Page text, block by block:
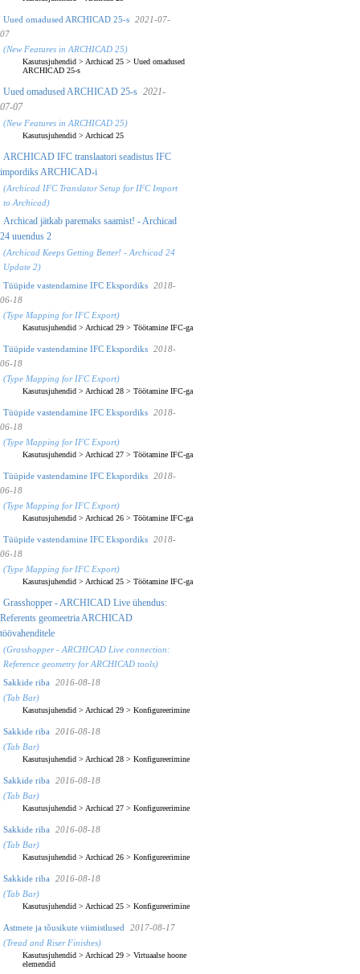
Uued omadused ARCHICAD 25-s
2021-07-
07
(New Features in ARCHICAD 25)
Kasutusjuhendid > Archicad 25 > Uued omadused
ARCHICAD 25-s
Uued omadused ARCHICAD 25-s 2021-
07-07
(New Features in ARCHICAD 25)
Kasutusjuhendid > Archicad 25
ARCHICAD IFC translaatori seadistus IFC
impordiks ARCHICAD-i
(Archicad IFC Translator Setup for IFC Import
to Archicad)
Archicad jätkab paremaks saamist! - Archicad
24 uuendus 2
(Archicad Keeps Getting Better! - Archicad 24
Update 2)
Tüüpide vastendamine IFC Ekspordiks
2018-
06-18
(Type Mapping for IFC Export)
Kasutusjuhendid > Archicad 29 > Töötamine IFC-ga
Tüüpide vastendamine IFC Ekspordiks
2018-
06-18
(Type Mapping for IFC Export)
Kasutusjuhendid > Archicad 28 > Töötamine IFC-ga
Tüüpide vastendamine IFC Ekspordiks
2018-
06-18
(Type Mapping for IFC Export)
Kasutusjuhendid > Archicad 27 > Töötamine IFC-ga
Tüüpide vastendamine IFC Ekspordiks
2018-
06-18
(Type Mapping for IFC Export)
Kasutusjuhendid > Archicad 26 > Töötamine IFC-ga
Tüüpide vastendamine IFC Ekspordiks
2018-
06-18
(Type Mapping for IFC Export)
Kasutusjuhendid > Archicad 25 > Töötamine IFC-ga
Grasshopper - ARCHICAD Live ühendus:
Referents geomeetria ARCHICAD
töövahenditele
(Grasshopper - ARCHICAD Live connection:
Reference geometry for ARCHICAD tools)
Sakkide riba
2016-08-18
(Tab Bar)
Kasutusjuhendid > Archicad 29 > Konfigureerimine
Sakkide riba
2016-08-18
(Tab Bar)
Kasutusjuhendid > Archicad 28 > Konfigureerimine
Sakkide riba
2016-08-18
(Tab Bar)
Kasutusjuhendid > Archicad 27 > Konfigureerimine
Sakkide riba
2016-08-18
(Tab Bar)
Kasutusjuhendid > Archicad 26 > Konfigureerimine
Sakkide riba
2016-08-18
(Tab Bar)
Kasutusjuhendid > Archicad 25 > Konfigureerimine
Astmete ja tõusikute viimistlused
2017-08-17
(Tread and Riser Finishes)
Kasutusjuhendid > Archicad 29 > Virtuaalse hoone
elemendid